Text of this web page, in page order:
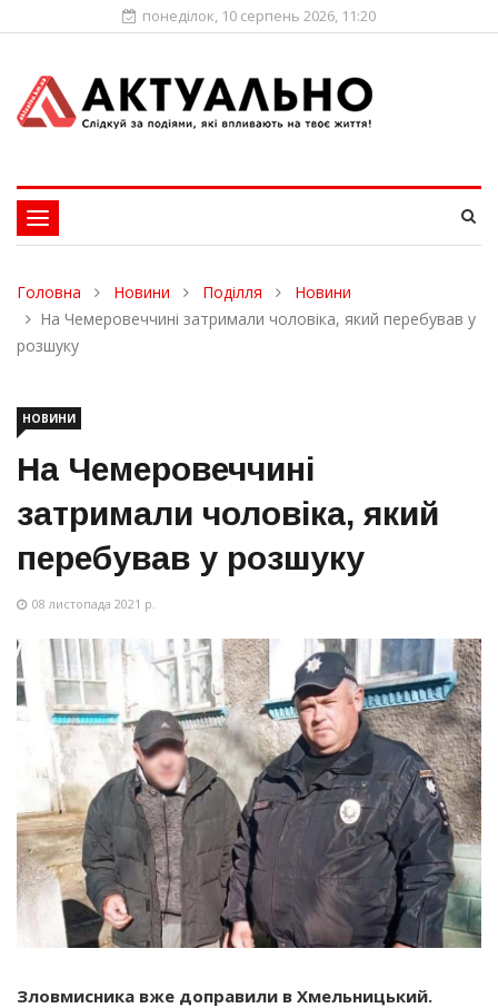
понеділок, 10 серпень 2026, 11:20
Toggle
navigation
Головна Новини Поділля
Новини
На Чемеровеччині затримали чоловіка, який перебував у
розшуку
НОВИНИ
На Чемеровеччині
затримали чоловіка, який
перебував у розшуку
08 листопада 2021 р.
Зловмисника вже доправили в Хмельницький.